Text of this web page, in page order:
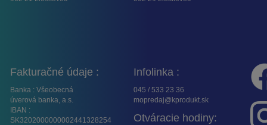
Fakturačné údaje :
Banka : Všeobecná
úverová banka, a.s.
IBAN :
SK3202000000002441328254
Infolinka :
045 / 533 23 36
mopredaj@kprodukt.sk
Otváracie hodiny: